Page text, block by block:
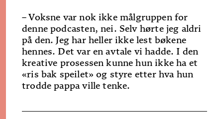
–Voksne var nok ikke målgruppen for
denne pod­casten, nei. Selv hørte jeg aldri
på den. Jeg har heller ikke lest bøkene
hennes. Det var en avtale vi hadde. I den
kreative prosessen kunne hun ikke ha et
«ris bak speilet» og styre etter hva hun
trodde pappa ville tenke.